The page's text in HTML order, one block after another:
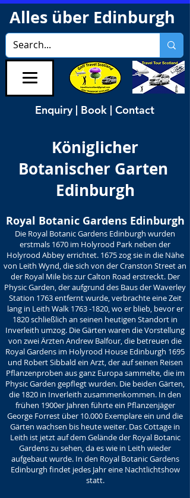
Alles über Edinburgh
Enquiry | Book | Contact
Königlicher
Botanischer Garten
Edinburgh
Royal Botanic Gardens Edinburgh
Die Royal Botanic Gardens Edinburgh wurden
erstmals 1670 im Holyrood Park neben der
Holyrood Abbey errichtet. 1675 zog sie in die Nähe
von Leith Wynd, die sich von der Cranston Street an
der Royal Mile bis zur Calton Road erstreckt. Der
Physic Garden, der aufgrund des Baus der Waverley
Station 1763 entfernt wurde, verbrachte eine Zeit
lang in Leith Walk 1763 -1820, wo er blieb, bevor er
1820 schließlich an seinen heutigen Standort in
Inverleith umzog. Die Gärten waren die Vorstellung
von zwei Ärzten Andrew Balfour, die betreuen die
Royal Gardens im Holyrood House Edinburgh 1695
und Robert Sibbald ein Arzt, der auf seinen Reisen
Pflanzenproben aus ganz Europa sammelte, die im
Physic Garden gepflegt wurden. Die beiden Gärten,
die 1820 in Inverleith zusammenkommen. In den
frühen 1900er Jahren führte ein Pflanzenjäger
George Forrest über 10.000 Exemplare ein und die
Gärten wachsen bis heute weiter. Das Cottage in
Leith ist jetzt auf dem Gelände der Royal Botanic
Gardens zu sehen, da es wie in Leith wieder
aufgebaut wurde. In den Royal Botanic Gardens
Edinburgh findet jedes Jahr eine Nachtlichtshow
statt.